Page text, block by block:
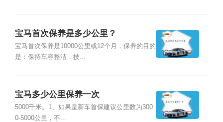
宝马首次保养是多少公里？
宝马首次保养是10000公里或12个月，保养的目的
是：保持车容整洁，技...
宝马多少公里保养一次
5000千米。1、如果是新车首保建议公里数为300
0-5000公里，不...